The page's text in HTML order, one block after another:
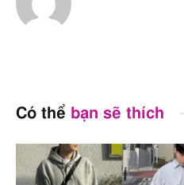
Có thể bạn sẽ thích